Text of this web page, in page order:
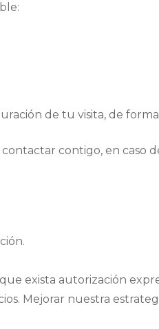
de tu visita, de
contigo, en caso
exista autorización
Mejorar nuestra